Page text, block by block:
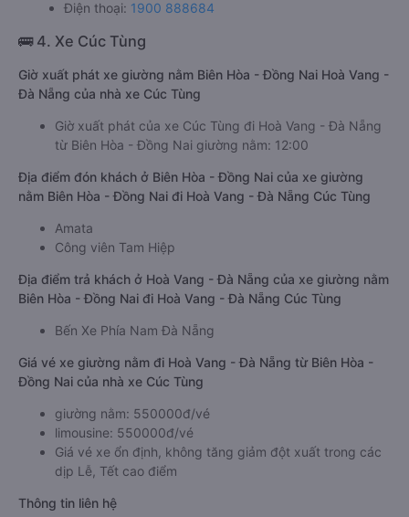
Điện thoại: 1900 888684
🚌 4. Xe Cúc Tùng
Giờ xuất phát xe giường nằm Biên Hòa - Đồng Nai Hoà Vang -
Đà Nẵng của nhà xe Cúc Tùng
Giờ xuất phát của xe Cúc Tùng đi Hoà Vang - Đà Nẵng
từ Biên Hòa - Đồng Nai giường nằm: 12:00
Địa điểm đón khách ở Biên Hòa - Đồng Nai của xe giường
nằm Biên Hòa - Đồng Nai đi Hoà Vang - Đà Nẵng Cúc Tùng
Amata
Công viên Tam Hiệp
Địa điểm trả khách ở Hoà Vang - Đà Nẵng của xe giường nằm
Biên Hòa - Đồng Nai đi Hoà Vang - Đà Nẵng Cúc Tùng
Bến Xe Phía Nam Đà Nẵng
Giá vé xe giường nằm đi Hoà Vang - Đà Nẵng từ Biên Hòa -
Đồng Nai của nhà xe Cúc Tùng
giường nằm: 550000đ/vé
limousine: 550000đ/vé
Giá vé xe ổn định, không tăng giảm đột xuất trong các
dịp Lễ, Tết cao điểm
Thông tin liên hệ